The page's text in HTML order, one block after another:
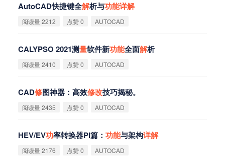
AutoCAD快捷键全解析与功能详解
阅读量 2212 点赞 0 AUTOCAD
CALYPSO 2021测量软件新功能全面解析
阅读量 2410 点赞 0 AUTOCAD
CAD修图神器：高效修改技巧揭秘。
阅读量 2435 点赞 0 AUTOCAD
HEV/EV功率转换器PI篇： 功能与架构详解
阅读量 2176 点赞 0 AUTOCAD